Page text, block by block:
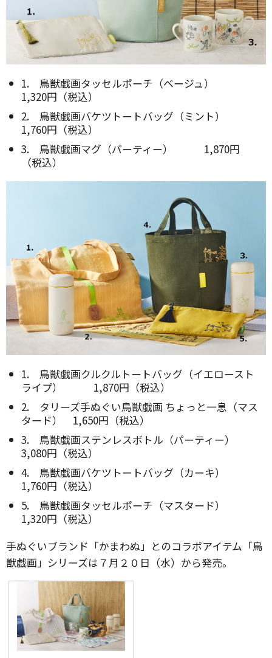
1. 鳥獣戯画タッセルポーチ（ベージュ）
1,320円（税込）
2. 鳥獣戯画バケツトートバッグ（ミント）
1,760円（税込）
3. 鳥獣戯画マグ（パーティー） 1,870円
（税込）
1. 鳥獣戯画クルクルトートバッグ（イエロースト
ライプ） 1,870円（税込）
2. タリーズ手ぬぐい鳥獣戯画 ちょっと一息（マス
タード） 1,650円（税込）
3. 鳥獣戯画ステンレスボトル（パーティー）
3,080円（税込）
4. 鳥獣戯画バケツトートバッグ（カーキ）
1,760円（税込）
5. 鳥獣戯画タッセルポーチ（マスタード）
1,320円（税込）
手ぬぐいブランド「かまわぬ」とのコラボアイテム「鳥
獣戯画」シリーズは７月２０日（水）から発売。